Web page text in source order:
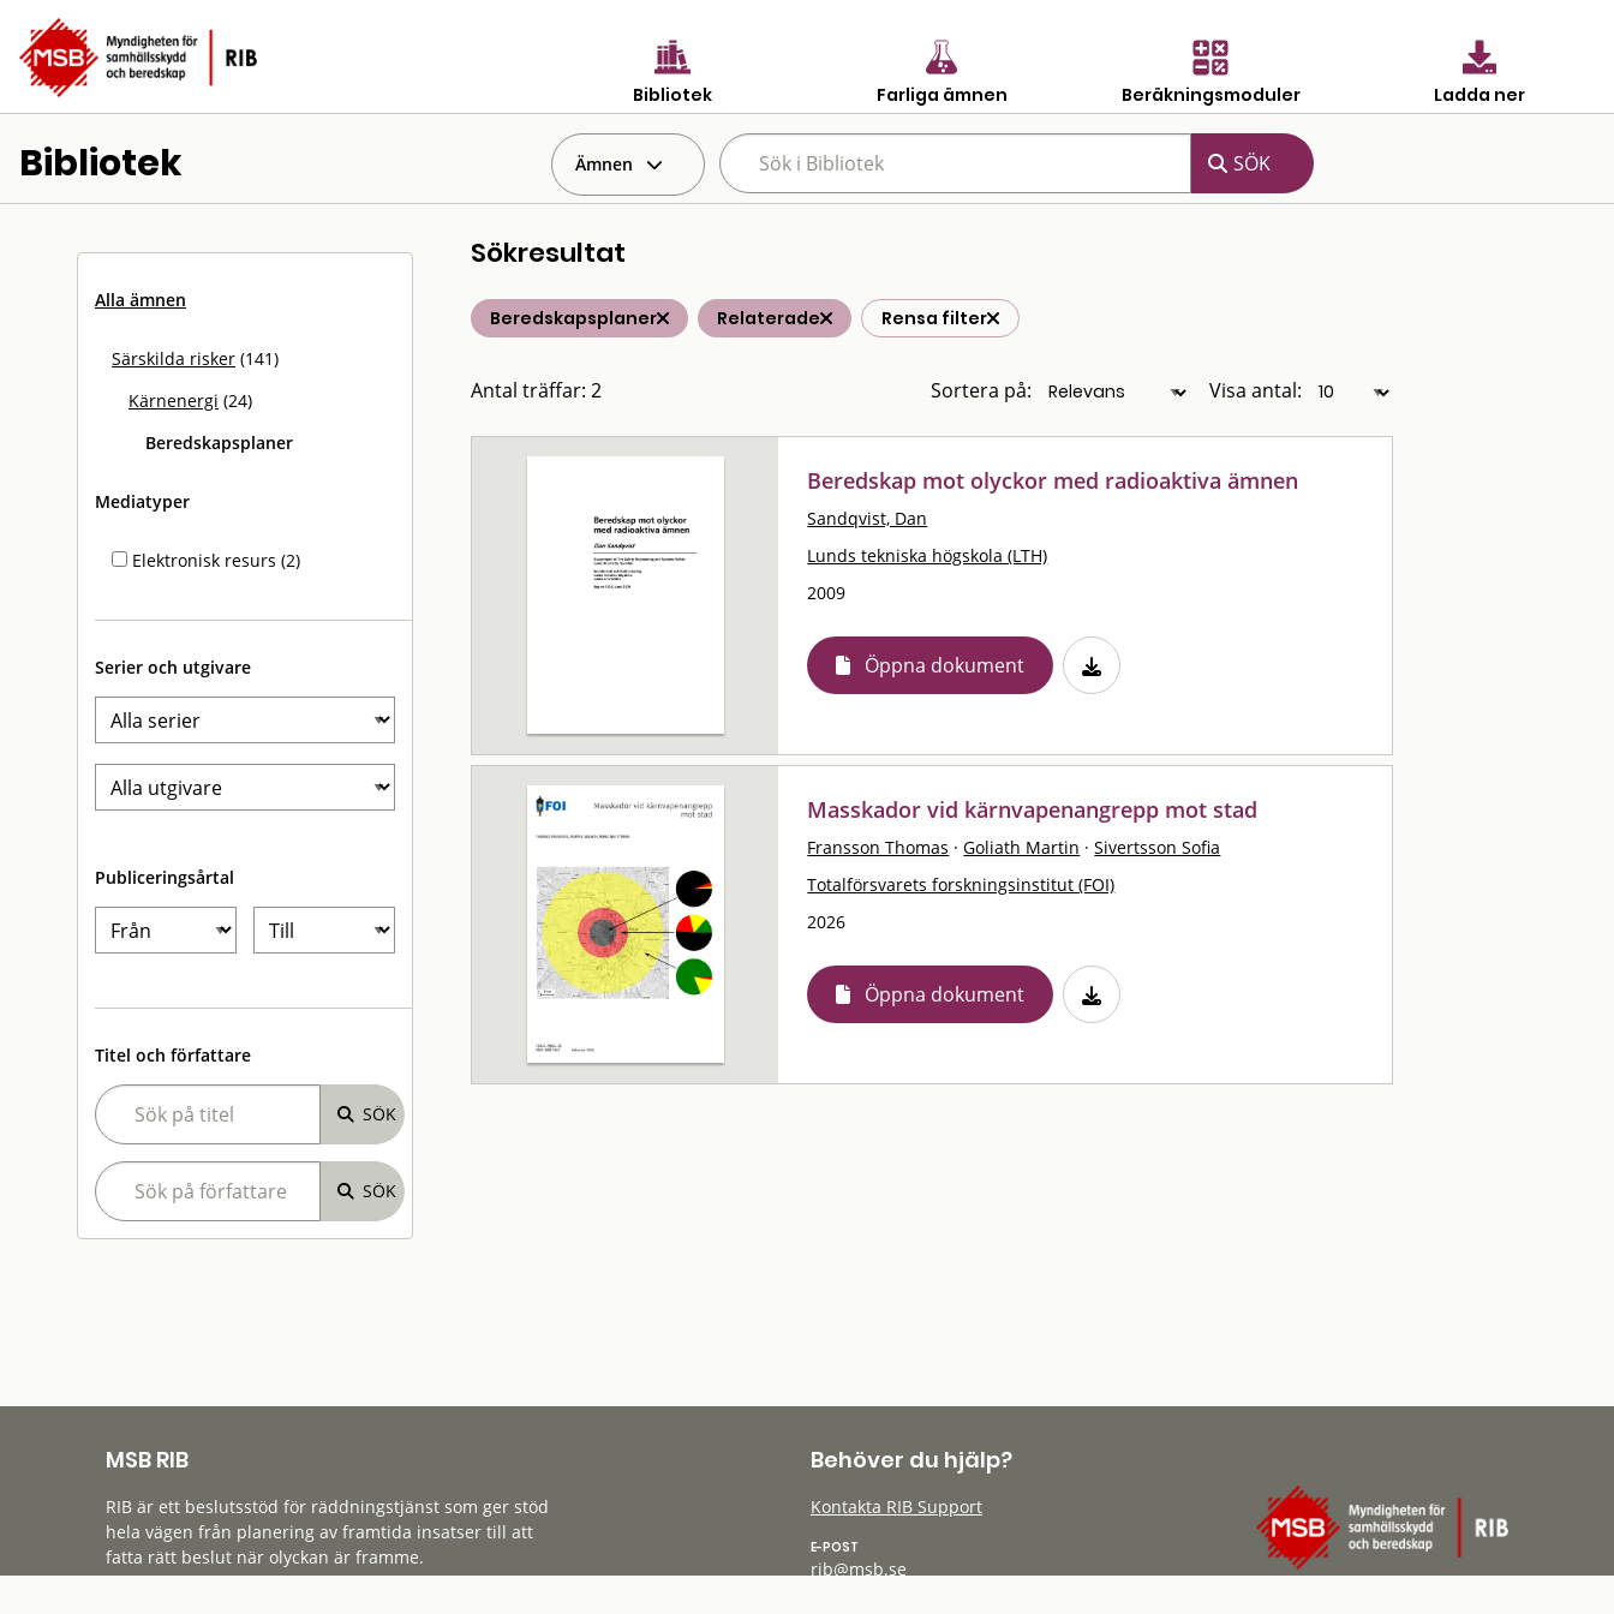
Bibliotek Farliga ämnen Beräkningsmoduler Ladda ner
Bibliotek Ämnen
Alla ämnen
Särskilda risker (141)
Kärnenergi (24)
Beredskapsplaner
Mediatyper
Elektronisk resurs (2)
Serier och utgivare
Publiceringsårtal
Titel och författare
Sökresultat
Beredskapsplaner Relaterade Rensa filter
Antal träffar: 2 Sortera på: Visa antal:
Beredskap mot olyckor med radioaktiva ämnen
Sandqvist, Dan
Lunds tekniska högskola (LTH)
2009
Öppna dokument
Masskador vid kärnvapenangrepp mot stad
Fransson Thomas · Goliath Martin · Sivertsson Sofia
Totalförsvarets forskningsinstitut (FOI)
2026
Öppna dokument
MSB RIB
RIB är ett beslutsstöd för räddningstjänst som ger stöd
hela vägen från planering av framtida insatser till att
fatta rätt beslut när olyckan är framme.
Behöver du hjälp?
Kontakta RIB Support
E-POST
rib@msb.se